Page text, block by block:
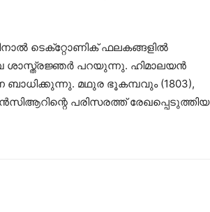
ടെക്‌റ്റോണിക് ഫലകങ്ങളിൽ
ശാസ്ത്രജ്ഞർ പറയുന്നു. ഹിമാലയൻ
മഥുര ഭൂകമ്പവും (1803),
പരിസരത്ത് രേഖപ്പെടുത്തിയ